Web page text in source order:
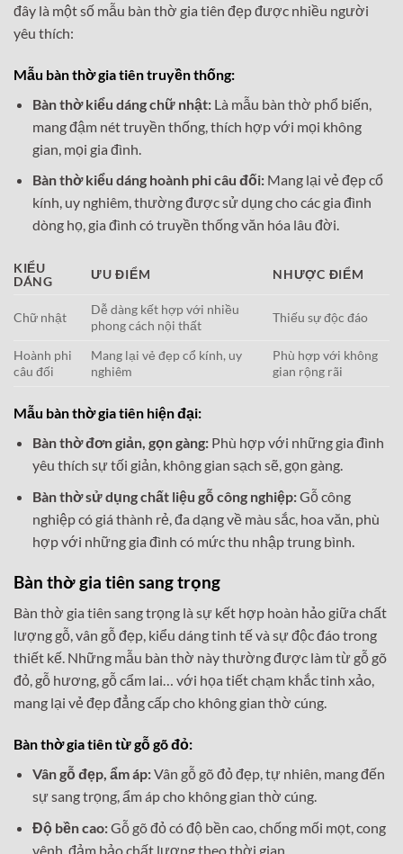
đây là một số mẫu bàn thờ gia tiên đẹp được nhiều người
yêu thích:
Mẫu bàn thờ gia tiên truyền thống:
Bàn thờ kiểu dáng chữ nhật:Là mẫu bàn thờ phổ biến,
mang đậm nét truyền thống, thích hợp với mọi không
gian, mọi gia đình.
Bàn thờ kiểu dáng hoành phi câu đối:Mang lại vẻ đẹp cổ
kính, uy nghiêm, thường được sử dụng cho các gia đình
dòng họ, gia đình có truyền thống văn hóa lâu đời.
KIỂU
DÁNG
ƯU ĐIỂM NHƯỢC ĐIỂM
Chữ nhật
Dễ dàng kết hợp với nhiều
phong cách nội thất
Thiếu sự độc đáo
Hoành phi
câu đối
Mang lại vẻ đẹp cổ kính, uy
nghiêm
Phù hợp với không
gian rộng rãi
Mẫu bàn thờ gia tiên hiện đại:
Bàn thờ đơn giản, gọn gàng:Phù hợp với những gia đình
yêu thích sự tối giản, không gian sạch sẽ, gọn gàng.
Bàn thờ sử dụng chất liệu gỗ công nghiệp:Gỗ công
nghiệp có giá thành rẻ, đa dạng về màu sắc, hoa văn, phù
hợp với những gia đình có mức thu nhập trung bình.
Bàn thờ gia tiên sang trọng
Bàn thờ gia tiên sang trọng là sự kết hợp hoàn hảo giữa chất
lượng gỗ, vân gỗ đẹp, kiểu dáng tinh tế và sự độc đáo trong
thiết kế. Những mẫu bàn thờ này thường được làm từ gỗ gõ
đỏ, gỗ hương, gỗ cẩm lai… với họa tiết chạm khắc tinh xảo,
mang lại vẻ đẹp đẳng cấp cho không gian thờ cúng.
Bàn thờ gia tiên từ gỗ gõ đỏ:
Vân gỗ đẹp, ẩm áp:Vân gỗ gõ đỏ đẹp, tự nhiên, mang đến
sự sang trọng, ẩm áp cho không gian thờ cúng.
Độ bền cao:Gỗ gõ đỏ có độ bền cao, chống mối mọt, cong
vênh, đảm bảo chất lượng theo thời gian.